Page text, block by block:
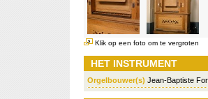
Klik op een foto om te vergroten
HET INSTRUMENT
Orgelbouwer(s) Jean-Baptiste